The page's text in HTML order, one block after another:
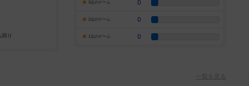
3点のゲーム 0
2点のゲーム 0
1点のゲーム 0
一覧を見る